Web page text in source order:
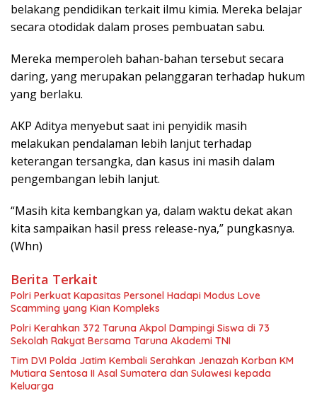
belakang pendidikan terkait ilmu kimia. Mereka belajar
secara otodidak dalam proses pembuatan sabu.
Mereka memperoleh bahan-bahan tersebut secara
daring, yang merupakan pelanggaran terhadap hukum
yang berlaku.
AKP Aditya menyebut saat ini penyidik masih
melakukan pendalaman lebih lanjut terhadap
keterangan tersangka, dan kasus ini masih dalam
pengembangan lebih lanjut.
“Masih kita kembangkan ya, dalam waktu dekat akan
kita sampaikan hasil press release-nya,” pungkasnya.
(Whn)
Berita Terkait
Polri Perkuat Kapasitas Personel Hadapi Modus Love
Scamming yang Kian Kompleks
Polri Kerahkan 372 Taruna Akpol Dampingi Siswa di 73
Sekolah Rakyat Bersama Taruna Akademi TNI
Tim DVI Polda Jatim Kembali Serahkan Jenazah Korban KM
Mutiara Sentosa II Asal Sumatera dan Sulawesi kepada
Keluarga